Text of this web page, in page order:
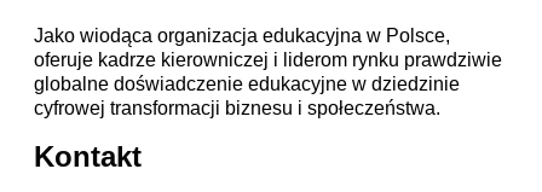
Jako wiodąca organizacja edukacyjna w Polsce,
oferuje kadrze kierowniczej i liderom rynku prawdziwie
globalne doświadczenie edukacyjne w dziedzinie
cyfrowej transformacji biznesu i społeczeństwa.
Kontakt